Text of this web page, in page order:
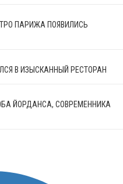
ПАРИЖА ПОЯВИЛИСЬ
В ИЗЫСКАННЫЙ РЕСТОРАН
ЙОРДАНСА, СОВРЕМЕННИКА